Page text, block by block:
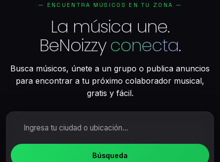
CLASIFICADOS
TARIFAS
INICIAR SESIÓN
MEMBRESÍA GRATUITA
— ENCUENTRA MÚSICOS EN TU ZONA —
La música une.
BeNoizzyconecta.
Busca músicos, únete a un grupo o publica anuncios
para encontrar a tu próximo colaborador musical,
gratis y fácil.
Búsqueda